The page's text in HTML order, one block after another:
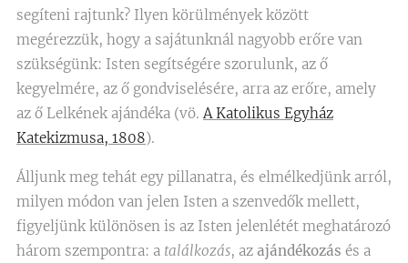
segíteni rajtunk? Ilyen körülmények között
megérezzük, hogy a sajátunknál nagyobb erőre van
szükségünk: Isten segítségére szorulunk, az ő
kegyelmére, az ő gondviselésére, arra az erőre, amely
az ő Lelkének ajándéka (vö. A Katolikus Egyház
Katekizmusa, 1808).
Álljunk meg tehát egy pillanatra, és elmélkedjünk arról,
milyen módon van jelen Isten a szenvedők mellett,
figyeljünk különösen is az Isten jelenlétét meghatározó
három szempontra: a találkozás, az ajándékozás és a